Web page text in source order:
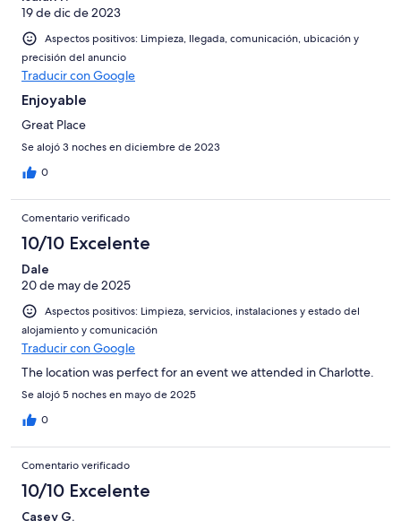
19 de dic de 2023
Aspectos positivos: Limpieza, llegada, comunicación, ubicación y
precisión del anuncio
Traducir con Google
Enjoyable
Great Place
Se alojó 3 noches en diciembre de 2023
0
Comentario verificado
10/10 Excelente
Dale
20 de may de 2025
Aspectos positivos: Limpieza, servicios, instalaciones y estado del
alojamiento y comunicación
Traducir con Google
The location was perfect for an event we attended in Charlotte.
Se alojó 5 noches en mayo de 2025
0
Comentario verificado
10/10 Excelente
Casey G.